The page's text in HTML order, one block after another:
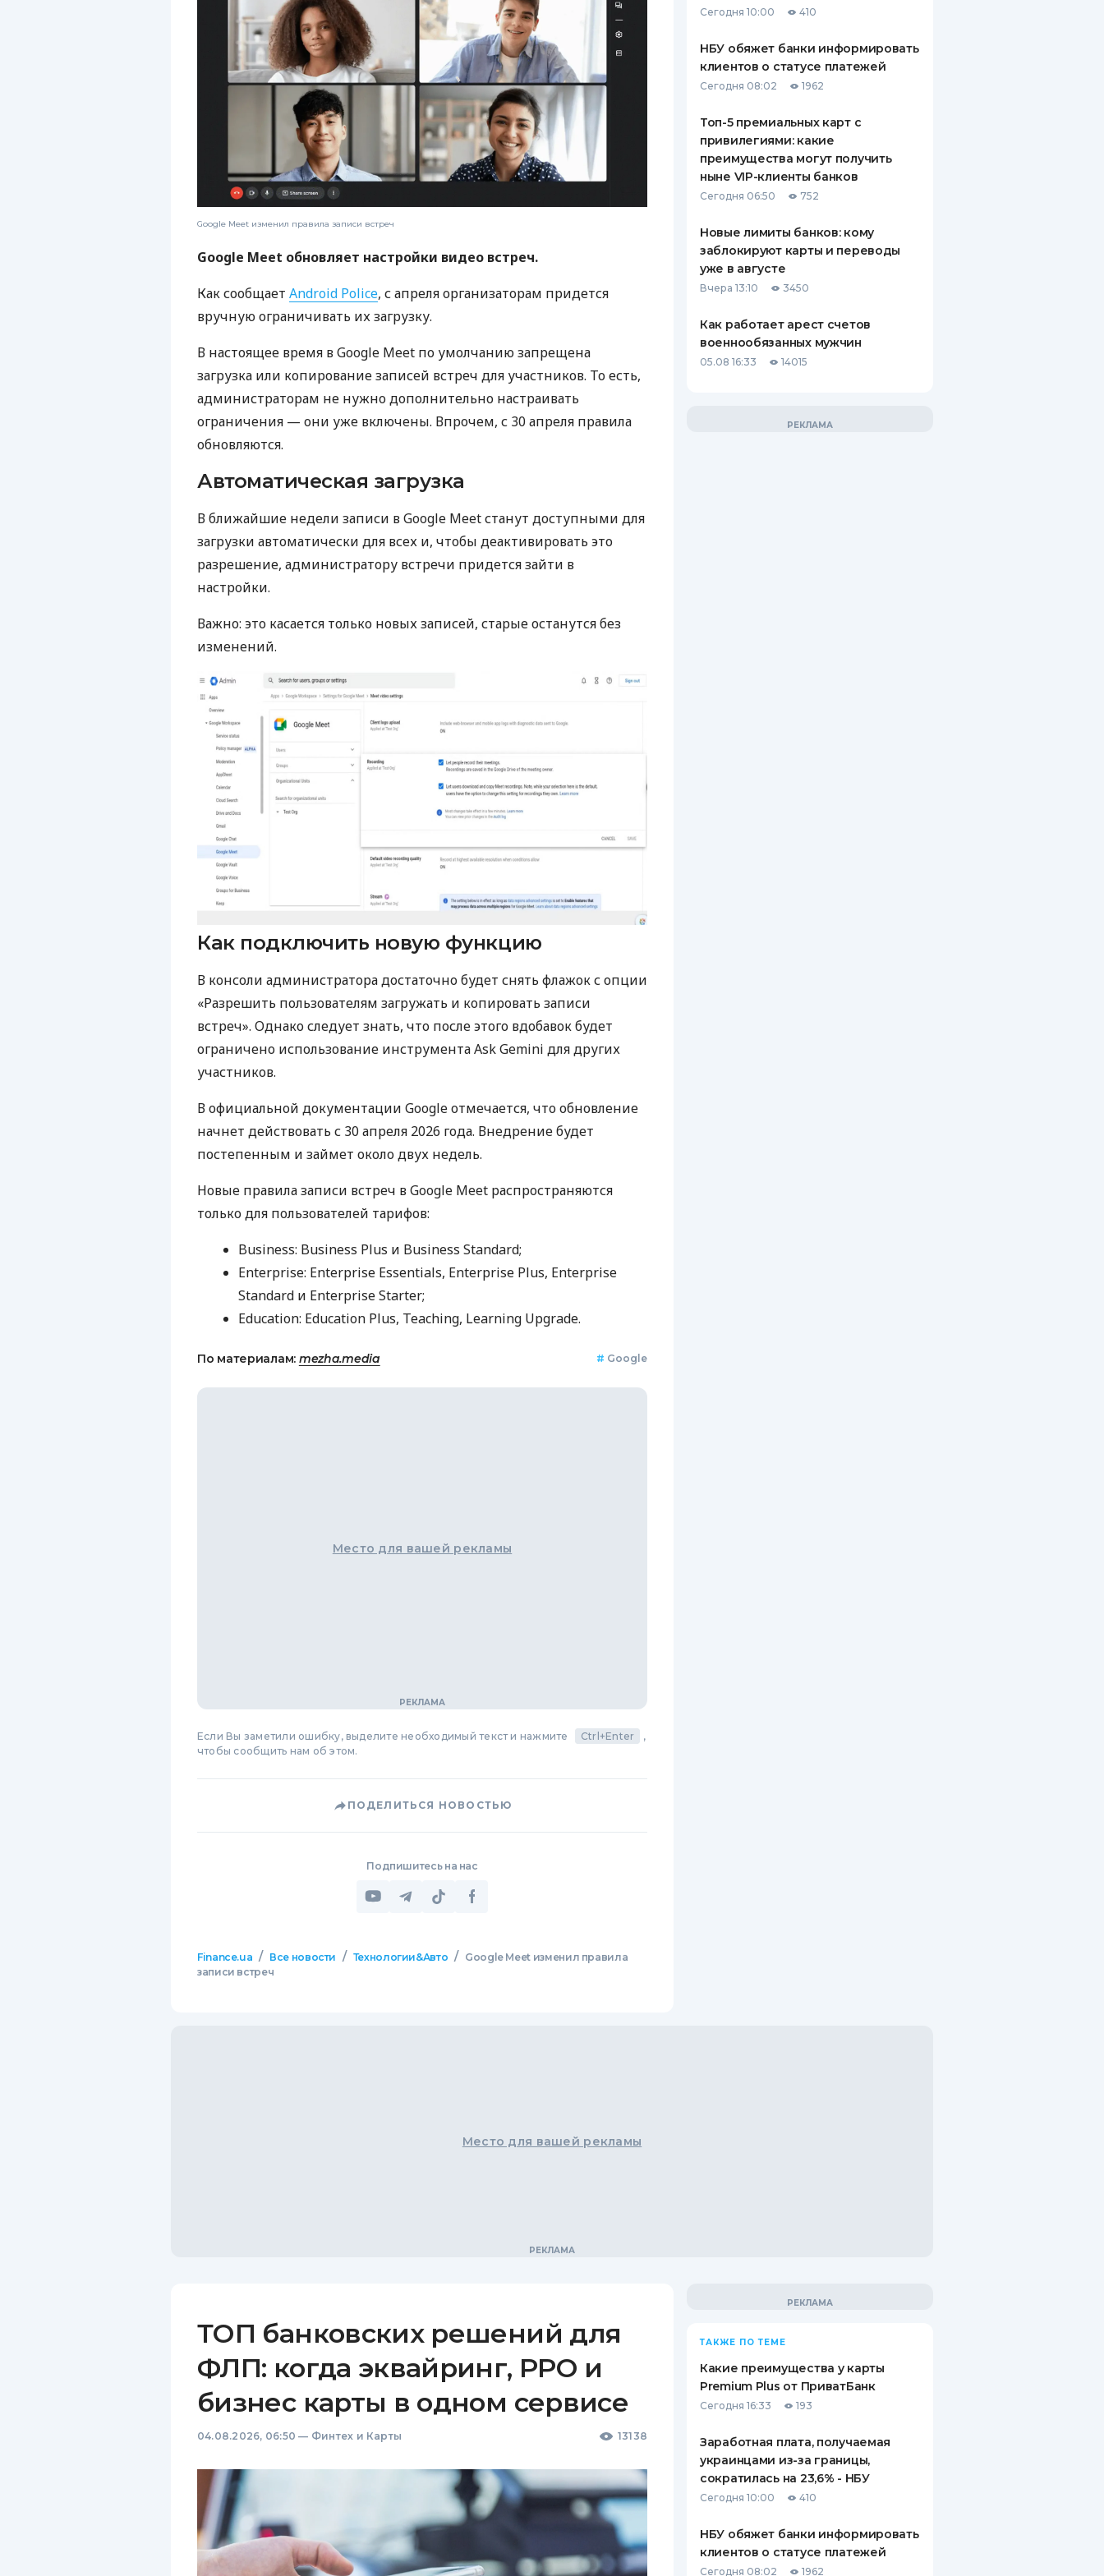
КЕШБЭКА
ПУТЕВОДИТЕЛИ ПО
БАНКОВСКИМ КАРТАМ
СТРАХОВАНИЮ
ВСЕ СТРАХОВЫЕ ПОЛИСЫ
ОТЗЫВЫ О СТРАХОВЫХ
КОМПАНИЯХ
Google Meet изменил правила записи встреч
Google Meet обновляет настройки видео встреч.
Как сообщает Android Police, с апреля организаторам придется
вручную ограничивать их загрузку.
В настоящее время в Google Meet по умолчанию запрещена
загрузка или копирование записей встреч для участников. То есть,
администраторам не нужно дополнительно настраивать
ограничения — они уже включены. Впрочем, с 30 апреля правила
обновляются.
Автоматическая загрузка
В ближайшие недели записи в Google Meet станут доступными для
загрузки автоматически для всех и, чтобы деактивировать это
разрешение, администратору встречи придется зайти в
настройки.
Важно: это касается только новых записей, старые останутся без
изменений.
Как подключить новую функцию
В консоли администратора достаточно будет снять флажок с опции
«Разрешить пользователям загружать и копировать записи
встреч». Однако следует знать, что после этого вдобавок будет
ограничено использование инструмента Ask Gemini для других
участников.
В официальной документации Google отмечается, что обновление
начнет действовать с 30 апреля 2026 года. Внедрение будет
постепенным и займет около двух недель.
Новые правила записи встреч в Google Meet распространяются
только для пользователей тарифов:
Business: Business Plus и Business Standard;
Enterprise: Enterprise Essentials, Enterprise Plus, Enterprise
Standard и Enterprise Starter;
Education: Education Plus, Teaching, Learning Upgrade.
По материалам: mezha.media # Google
Место для вашей рекламы
Если Вы заметили ошибку, выделите необходимый текст и нажмите Ctrl+Enter
,
чтобы сообщить нам об этом.
ПОДЕЛИТЬСЯ НОВОСТЬЮ
Подпишитесь на нас
Finance.ua / Все новости / Технологии&Авто /
Google Meet изменил правила
записи встреч
Сегодня 10:00 410
НБУ обяжет банки информировать
клиентов о статусе платежей
Сегодня 08:02 1962
Топ-5 премиальных карт с
привилегиями: какие
преимущества могут получить
ныне VIP-клиенты банков
Сегодня 06:50 752
Новые лимиты банков: кому
заблокируют карты и переводы
уже в августе
Вчера 13:10 3450
Как работает арест счетов
военнообязанных мужчин
05.08 16:33 14015
Место для вашей рекламы
ТОП банковских решений для
ФЛП: когда эквайринг, РРО и
бизнес карты в одном сервисе
04.08.2026, 06:50 — Финтех и Карты 13138
ТАКЖЕ ПО ТЕМЕ
Какие преимущества у карты
Premium Plus от ПриватБанк
Сегодня 16:33 193
Заработная плата, получаемая
украинцами из-за границы,
сократилась на 23,6% - НБУ
Сегодня 10:00 410
НБУ обяжет банки информировать
клиентов о статусе платежей
Сегодня 08:02 1962